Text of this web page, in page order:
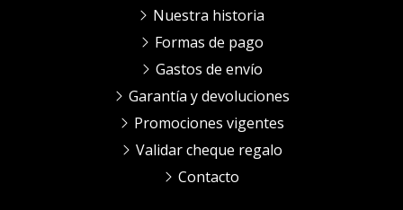
Nuestra historia
Formas de pago
Gastos de envío
Garantía y devoluciones
Promociones vigentes
Validar cheque regalo
Contacto